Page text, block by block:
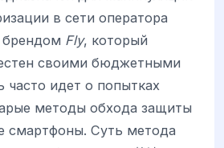
в сети оператора
брендом Fly, который
своими бюджетными
часто идет о попытках
методы обхода защиты
смартфоны. Суть метода